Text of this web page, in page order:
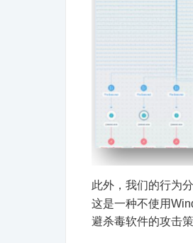
此外，我们的行为
这是一种不使用
避杀毒软件的攻击